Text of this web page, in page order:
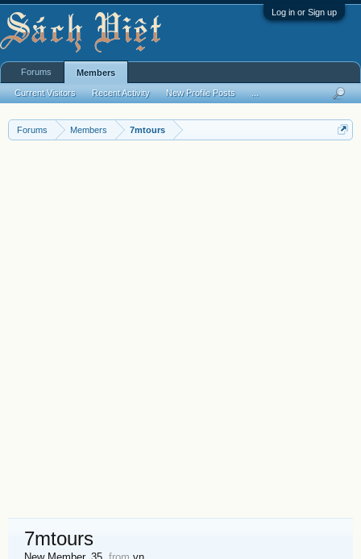
Log in or Sign up
Forums Members 7mtours
7mtours
Forums Members
Current Visitors Recent Activity New Profile Posts